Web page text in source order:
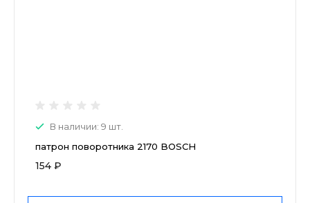
В наличии: 9 шт.
патрон поворотника 2170 BOSCH
154 ₽